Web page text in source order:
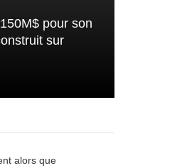
pour son
sur
alors que